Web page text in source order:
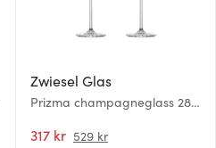
Zwiesel Glas
Prizma champagneglass 28
317 kr 529 kr